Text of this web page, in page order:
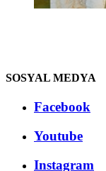
SOSYAL MEDYA
Facebook
Youtube
Instagram